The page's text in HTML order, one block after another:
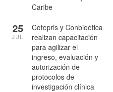
Caribe
Cofepris y Conbioética
realizan capacitación
para agilizar el
ingreso, evaluación y
autorización de
protocolos de
investigación clínica
25
JUL